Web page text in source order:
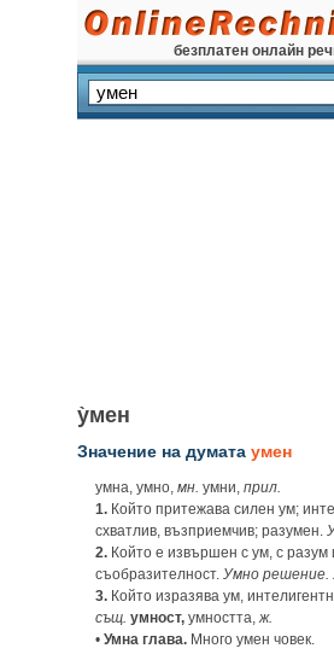
безплатен онлайн
у̀мен
Значение на думата умен
умна, умно, мн. умни, прил.
1. Който притежава силен ум;
схватлив, възприемчив; разумен.
2. Който е извършен с ум, с разум
съобразителност. Умно решение.
3. Който изразява ум,
същ. умност, умността,ж.
• Умна глава. Много умен човек.